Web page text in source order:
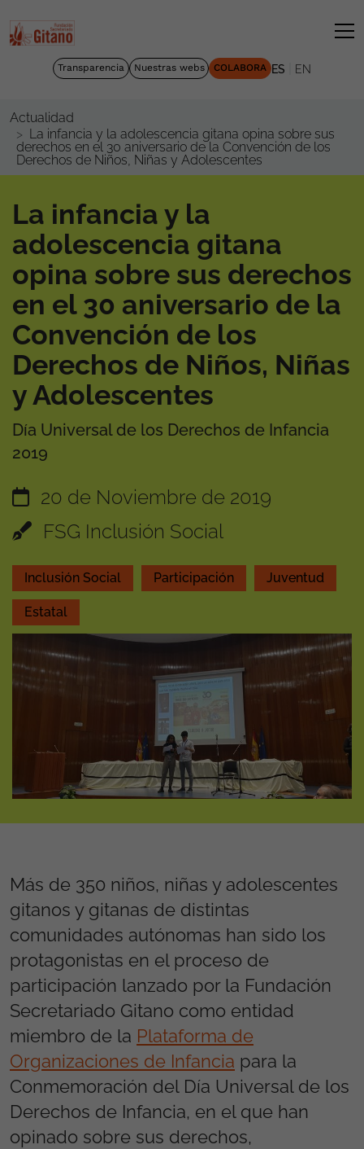
Transparencia Nuestras webs COLABORA ES EN
Actualidad
La infancia y la adolescencia gitana opina sobre sus
derechos en el 30 aniversario de la Convención de los
Derechos de Niños, Niñas y Adolescentes
La infancia y la
adolescencia gitana
opina sobre sus derechos
en el 30 aniversario de la
Convención de los
Derechos de Niños, Niñas
y Adolescentes
Día Universal de los Derechos de Infancia
2019
20 de Noviembre de 2019
FSG Inclusión Social
Inclusión Social Participación Juventud
Estatal
Más de 350 niños, niñas y adolescentes
gitanos y gitanas de distintas
comunidades autónomas han sido los
protagonistas en el proceso de
participación lanzado por la Fundación
Secretariado Gitano como entidad
miembro de la Plataforma de
Organizaciones de Infancia para la
Conmemoración del Día Universal de los
Derechos de Infancia, en el que han
opinado sobre sus derechos,